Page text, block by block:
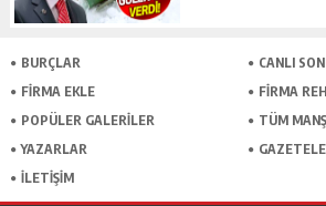
BURÇLAR
CANLI
FİRMA EKLE
FİRMA
POPÜLER GALERİLER
TÜM
YAZARLAR
İLETİŞİM